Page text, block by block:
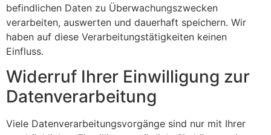
befindlichen Daten zu Überwachungszwecken
verarbeiten, auswerten und dauerhaft speichern. Wir
haben auf diese Verarbeitungstätigkeiten keinen
Einfluss.
Widerruf Ihrer Einwilligung zur
Datenverarbeitung
Viele Datenverarbeitungsvorgänge sind nur mit Ihrer